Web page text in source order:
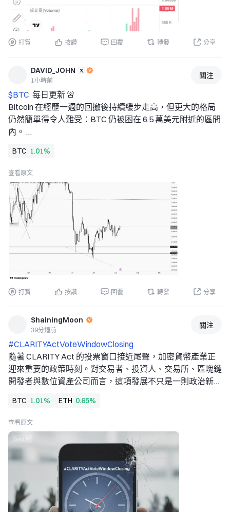
若价格跌回入场位，自动离场。
深度逻辑：1H与4H MACD共振向上，价格贴布林上轨运
行，超买状态下买盘仍主动。盈亏比1.5，止损距离约5%，
热币波动下可博弈。资金费率偏高，若费率冲高回落需警惕
查看实时行情 👇 $ARC
关注我：获取更多加密市场实时分析与洞察！
#MoonshotAIPreIPOs开启 #非农爆雷降息预期逆转 #宇树
发行价150.80元中一签能赚多少
$BTC $ETH $SOL
打賞 按讚 回覆 轉發 分享
DAVID_JOHN
1小時前
關注
$BTC 每日更新 🚨
Bitcoin 在經歷一週的回撤後持續緩步走高，但更大的格局
仍然簡單得令人難受：BTC 仍被困在 6.5 萬美元附近的區間
內。
7.1 萬美元–7.2 萬美元附近。在其中一側出現確信突破之
前，這個區間內的每次波動大多只是噪音。
市場正在蓄勢待發……但沒人知道它會朝哪個方向爆發。 ⚡
突破 $72K = 動能回歸。
跌破 6.03 萬美元 = 空頭重新掌控局面。
目前：耐心 > 預測。 👀📊
BTC 1.01%
查看原文
打賞 按讚 回覆 轉發 分享
ShainingMoon
39分鐘前
關注
#CLARITYActVoteWindowClosing
隨著 CLARITY Act 的投票窗口接近尾聲，加密貨幣產業正
迎來重要的政策時刻。對交易者、投資人、交易所、區塊鏈
開發者與數位資產公司而言，這項發展不只是一則政治新
業建立更明確規則邁進一步。
監管明確性已成為數位資產發展過程中最重要的主題之一。
當投資人收到政府可能如何對待數位資產、交易所、去中心
化網路、穩定幣、代幣化資產與區塊鏈企業的更強烈訊號
時，加密貨幣市場可能迅速變動。因此，CLARITY Act 之
所以受到高度關注，是因為其進展可能影響市場對美國數位
資產市場未來結構的預期。
加密貨幣產業一直面臨的最大問題之一，是不確定不同類型
的數位資產與活動應由哪些機構監管。市場參與者希望了解
BTC 1.01% ETH 0.65%
查看原文